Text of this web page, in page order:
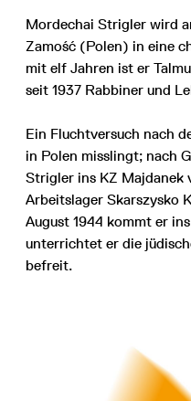
Mordechai Strigler wird
Zamość (Polen) in eine
mit elf Jahren ist er
seit 1937 Rabbiner und
Ein Fluchtversuch nach
in Polen misslingt; nach
Strigler ins KZ Majdanek
Arbeitslager Skarszysko
August 1944 kommt er
unterrichtet er die
befreit.